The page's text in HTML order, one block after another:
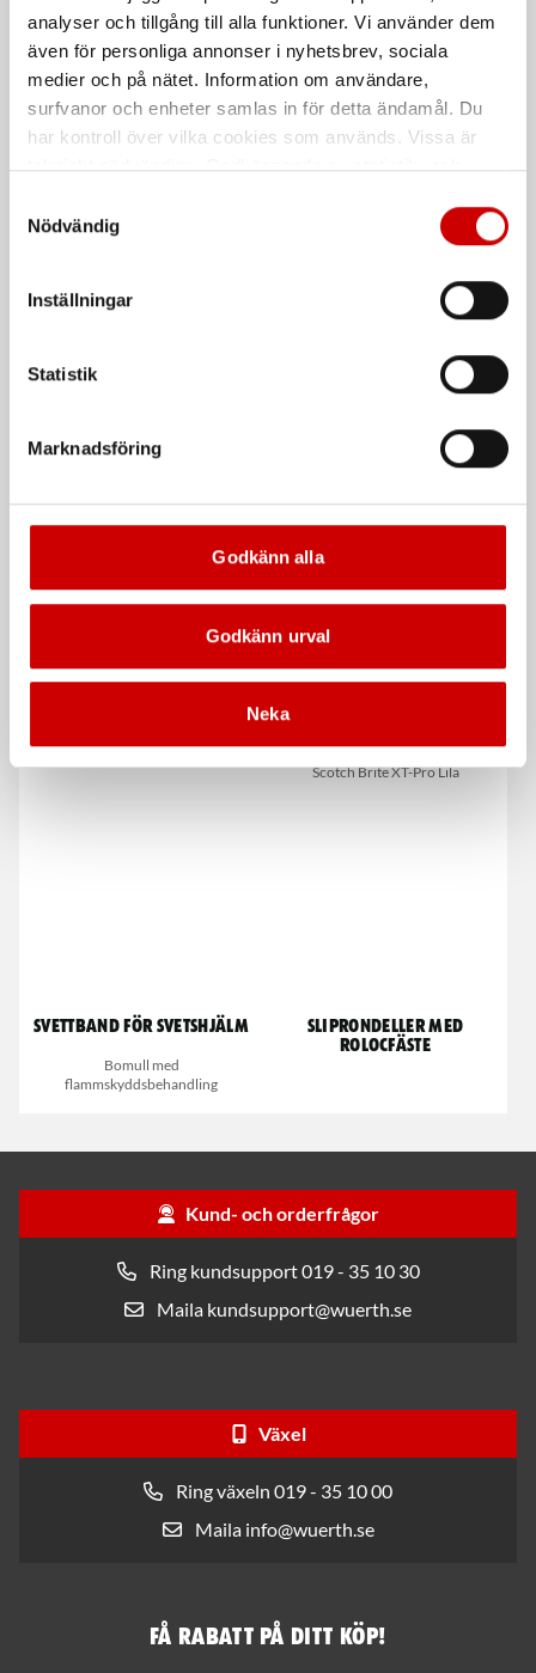
analyser och tillgång till alla funktioner. Vi använder dem
även för personliga annonser i nyhetsbrev, sociala
medier och på nätet. Information om användare,
surfvanor och enheter samlas in för detta ändamål. Du
har kontroll över vilka cookies som används. Vissa är
tekniskt nödvändiga. Godkännande av statistik- och
länder utanför EU med olika dataskyddsnormer. Genom
att godkänna samtycker du till sådana överföringar. Läs
Nödvändig
Inställningar
Statistik
Marknadsföring
Godkänn alla
Godkänn urval
Neka
Callisto G10
Montagehandske
Sömlös handske i bomull/nitril.
Oparfymerad
Scotch Brite XT-Pro Lila
Svettband för svetshjälm
Bomull med
flammskyddsbehandling
Sliprondeller med
Rolocfäste
Kund- och orderfrågor
Ring kundsupport 019 - 35 10 30
Maila kundsupport@wuerth.se
Växel
Ring växeln 019 - 35 10 00
Maila info@wuerth.se
Få rabatt på ditt köp!